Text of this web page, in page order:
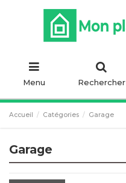
Menu Rechercher
Accueil Catégories Garage
Garage